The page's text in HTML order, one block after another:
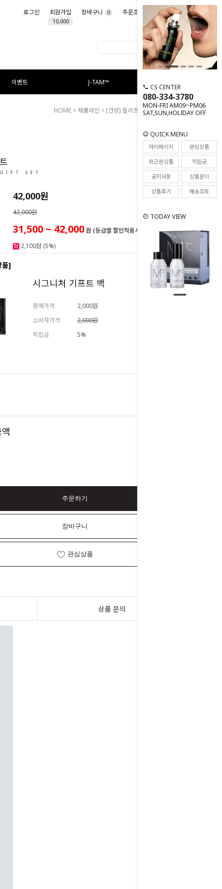
로그인 회원가입
10,000
장바구니 0 주문조회 마이페이지
이벤트 J-TAM™
CS CENTER
080-334-3780
MON-FRI AM09~PM06
SAT,SUN,HOLIDAY OFF
QUICK MENU
마이페이지
관심상품
최근본상품
적립금
공지사항
상품문의
상품후기
배송조회
TODAY VIEW
HOME >제품라인 > [건성] 릴리프 라인> 릴리프 세트
71
SET
42,000원
42,000원
31,500 ~ 42,000원 (등급별 할인적용시)
2,100원 (5%)
품]
시그니처 기프트 백
판매가격
2,000원
소비자가격
2,000원
적립금
5%
주문하기
장바구니
관심상품
상품 문의